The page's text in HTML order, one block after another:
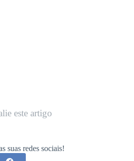
este artigo
suas redes sociais!